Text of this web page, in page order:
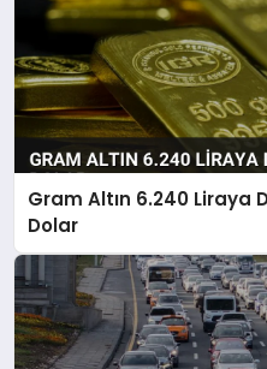
Gram Altın 6.240 Liraya
Dolar